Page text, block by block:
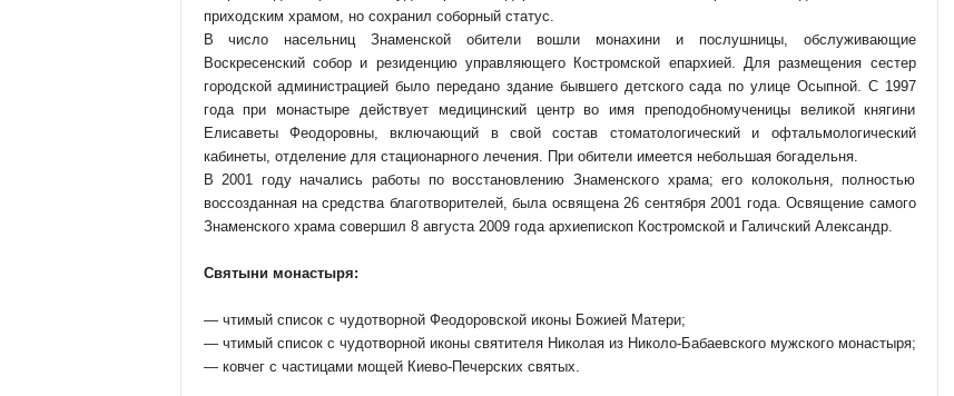
приходским храмом, но сохранил соборный статус.
В число насельниц Знаменской обители вошли монахини и послушницы, обслуживающие
Воскресенский собор и резиденцию управляющего Костромской епархией. Для размещения сестер
городской администрацией было передано здание бывшего детского сада по улице Осыпной. С 1997
года при монастыре действует медицинский центр во имя преподобномученицы великой княгини
Елисаветы Феодоровны, включающий в свой состав стоматологический и офтальмологический
кабинеты, отделение для стационарного лечения. При обители имеется небольшая богадельня.
В 2001 году начались работы по восстановлению Знаменского храма; его колокольня, полностью
воссозданная на средства благотворителей, была освящена 26 сентября 2001 года. Освящение самого
Знаменского храма совершил 8 августа 2009 года архиепископ Костромской и Галичский Александр.
Святыни монастыря:
— чтимый список с чудотворной Феодоровской иконы Божией Матери;
— чтимый список с чудотворной иконы святителя Николая из Николо-Бабаевского мужского монастыря;
— ковчег с частицами мощей Киево-Печерских святых.